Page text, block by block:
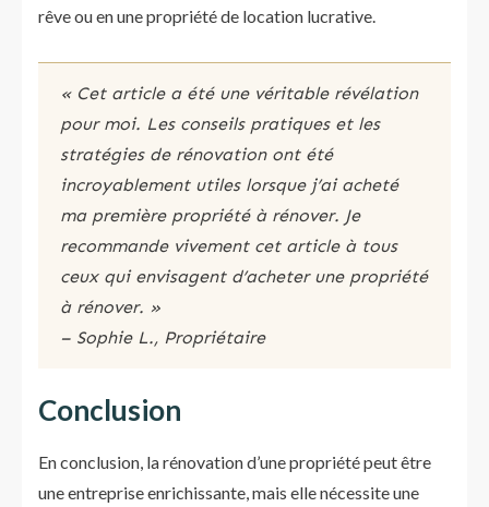
rêve ou en une propriété de location lucrative.
« Cet article a été une véritable révélation
pour moi. Les conseils pratiques et les
stratégies de rénovation ont été
incroyablement utiles lorsque j’ai acheté
ma première propriété à rénover. Je
recommande vivement cet article à tous
ceux qui envisagent d’acheter une propriété
à rénover. »
– Sophie L., Propriétaire
Conclusion
En conclusion, la rénovation d’une propriété peut être
une entreprise enrichissante, mais elle nécessite une